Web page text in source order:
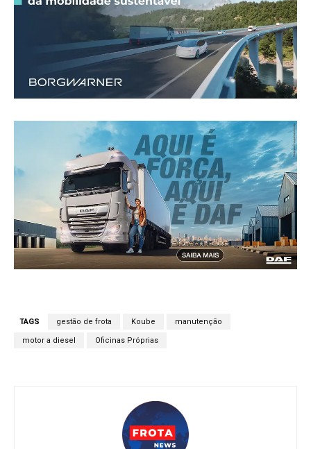
TAGS gestão de frota Koube manutenção
motor a diesel Oficinas Próprias